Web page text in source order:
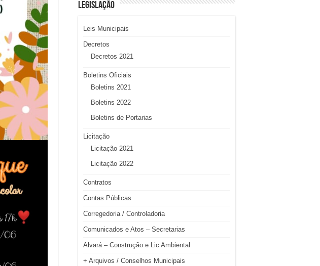
LEGISLAÇÃO
Leis Municipais
Decretos
Decretos 2021
Boletins Oficiais
Boletins 2021
Boletins 2022
Boletins de Portarias
Licitação
Licitação 2021
Licitação 2022
Contratos
Contas Públicas
Corregedoria / Controladoria
Comunicados e Atos – Secretarias
Alvará – Construção e Lic Ambiental
+ Arquivos / Conselhos Municipais